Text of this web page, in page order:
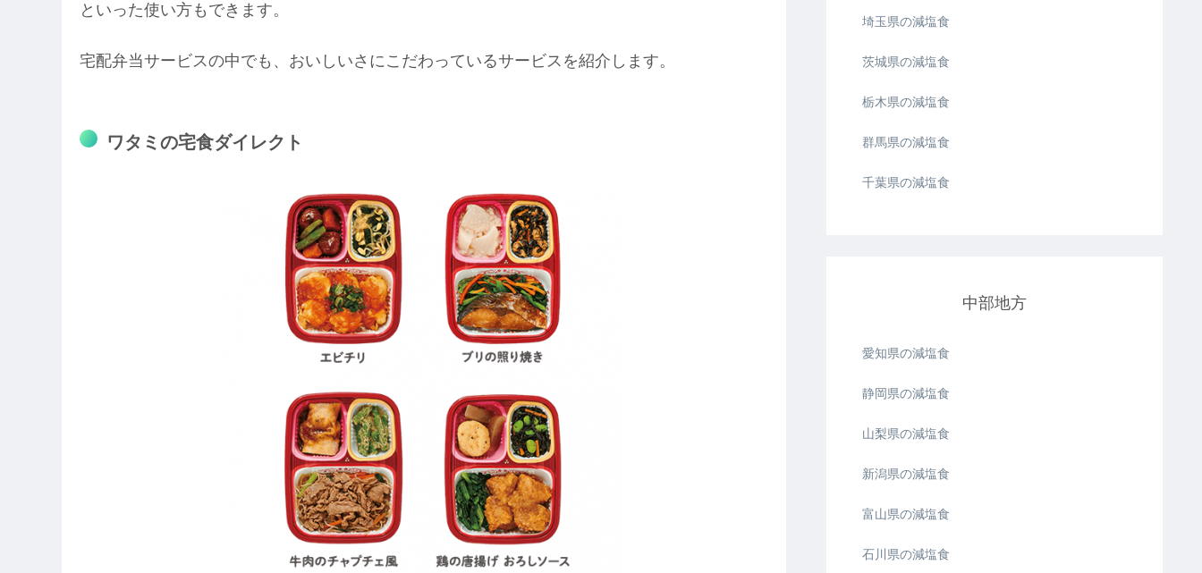
といった使い方もできます。
宅配弁当サービスの中でも、おいしいさにこだわっているサービスを紹介します。
ワタミの宅食ダイレクト
埼玉県の減塩食
茨城県の減塩食
栃木県の減塩食
群馬県の減塩食
千葉県の減塩食
中部地方
愛知県の減塩食
静岡県の減塩食
山梨県の減塩食
新潟県の減塩食
富山県の減塩食
石川県の減塩食